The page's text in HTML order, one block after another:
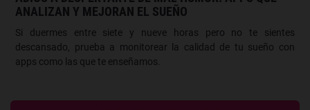
ANALIZAN Y MEJORAN EL SUEÑO
Si duermes entre siete y nueve horas pero no te sientes
descansado, prueba a monitorear la calidad de tu sueño con
apps como las que te enseñamos.